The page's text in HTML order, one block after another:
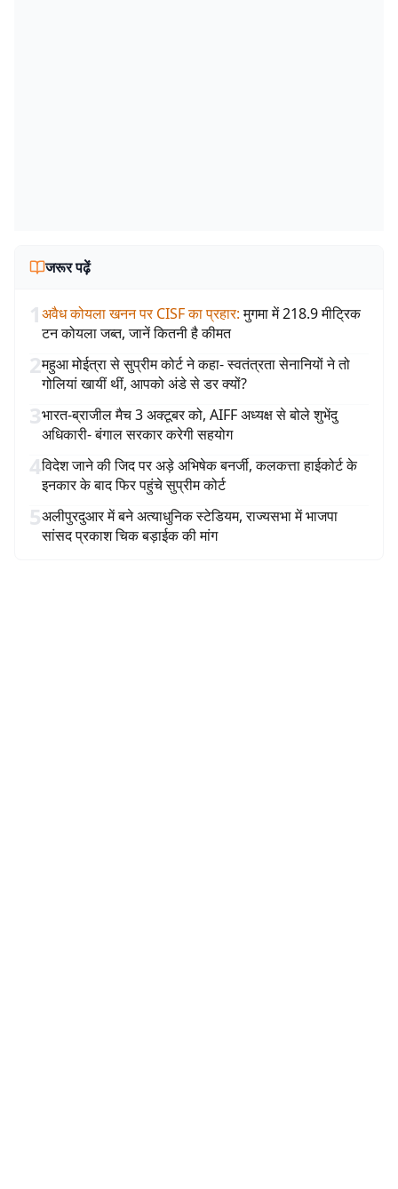
जरूर पढ़ें
1अवैध कोयला खनन पर CISF का प्रहार: मुगमा में 218.9 मीट्रिक
टन कोयला जब्त, जानें कितनी है कीमत
2महुआ मोईत्रा से सुप्रीम कोर्ट ने कहा- स्वतंत्रता सेनानियों ने तो
गोलियां खायीं थीं, आपको अंडे से डर क्यों?
3भारत-ब्राजील मैच 3 अक्टूबर को, AIFF अध्यक्ष से बोले शुभेंदु
अधिकारी- बंगाल सरकार करेगी सहयोग
4विदेश जाने की जिद पर अड़े अभिषेक बनर्जी, कलकत्ता हाईकोर्ट के
इनकार के बाद फिर पहुंचे सुप्रीम कोर्ट
5अलीपुरदुआर में बने अत्याधुनिक स्टेडियम, राज्यसभा में भाजपा
सांसद प्रकाश चिक बड़ाईक की मांग